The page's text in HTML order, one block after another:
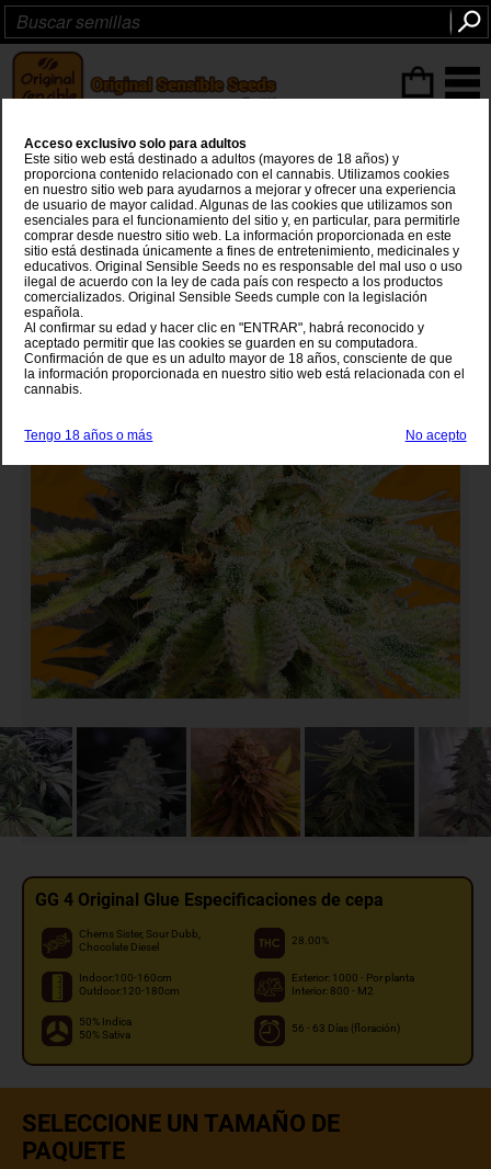
GG 4 Original Glue
Chems Sisterx Sour Dubb x Chocolate Diesel
GG 4 Original Glue Especificaciones de cepa
Chems Sister, Sour Dubb,
Chocolate Diesel
28.00%
Indoor:100-160cm
Outdoor:120-180cm
Exterior: 1000 - Por planta
Interior: 800 - M2
50% Indica
50% Sativa
56 - 63 Días (floración)
SELECCIONE UN TAMAÑO DE
PAQUETE
Acceso exclusivo solo para adultos
Este sitio web está destinado a adultos (mayores de 18 años) y
proporciona contenido relacionado con el cannabis. Utilizamos cookies
en nuestro sitio web para ayudarnos a mejorar y ofrecer una experiencia
de usuario de mayor calidad. Algunas de las cookies que utilizamos son
esenciales para el funcionamiento del sitio y, en particular, para permitirle
comprar desde nuestro sitio web. La información proporcionada en este
sitio está destinada únicamente a fines de entretenimiento, medicinales y
educativos. Original Sensible Seeds no es responsable del mal uso o uso
ilegal de acuerdo con la ley de cada país con respecto a los productos
comercializados. Original Sensible Seeds cumple con la legislación
española.
Al confirmar su edad y hacer clic en "ENTRAR", habrá reconocido y
aceptado permitir que las cookies se guarden en su computadora.
Confirmación de que es un adulto mayor de 18 años, consciente de que
la información proporcionada en nuestro sitio web está relacionada con el
cannabis.
Tengo 18 años o más No acepto